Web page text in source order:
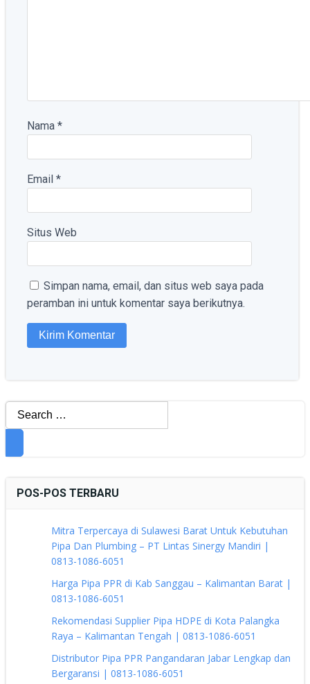
Nama *
Email *
Situs Web
Simpan nama, email, dan situs web saya pada
peramban ini untuk komentar saya berikutnya.
Search
POS-POS TERBARU
Mitra Terpercaya di Sulawesi Barat Untuk Kebutuhan
Pipa Dan Plumbing – PT Lintas Sinergy Mandiri |
0813-1086-6051
Harga Pipa PPR di Kab Sanggau – Kalimantan Barat |
0813-1086-6051
Rekomendasi Supplier Pipa HDPE di Kota Palangka
Raya – Kalimantan Tengah | 0813-1086-6051
Distributor Pipa PPR Pangandaran Jabar Lengkap dan
Bergaransi | 0813-1086-6051